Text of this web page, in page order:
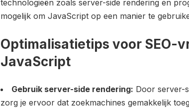
technologieën zoals server-side rendering en
mogelijk om JavaScript op een manier te
Optimalisatietips voor SEO-
JavaScript
Gebruik server-side rendering: Door server-
zorg je ervoor dat zoekmachines gemakkelijk